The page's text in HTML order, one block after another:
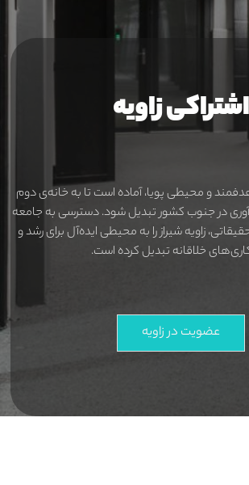
زاویه
هدفمند و محیطی پویا، آماده است تا به خانه‌ی دوم
در جنوب کشور تبدیل شود. دسترسی به جامعه
زاویه شیراز را به محیطی ایده‌آل برای رشد و
خلاقانه تبدیل کرده است.
عضویت در زاویه